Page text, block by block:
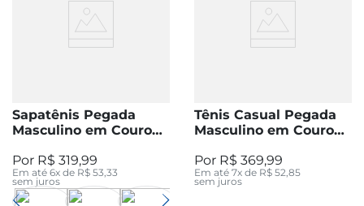
Sapatênis Pegada
Masculino em Couro
R$ 319,99
Em até 6x de R$ 53,33
sem juros
Tênis Casual Pegada
Masculino em Couro
R$ 369,99
Em até 7x de R$ 52,85
sem juros